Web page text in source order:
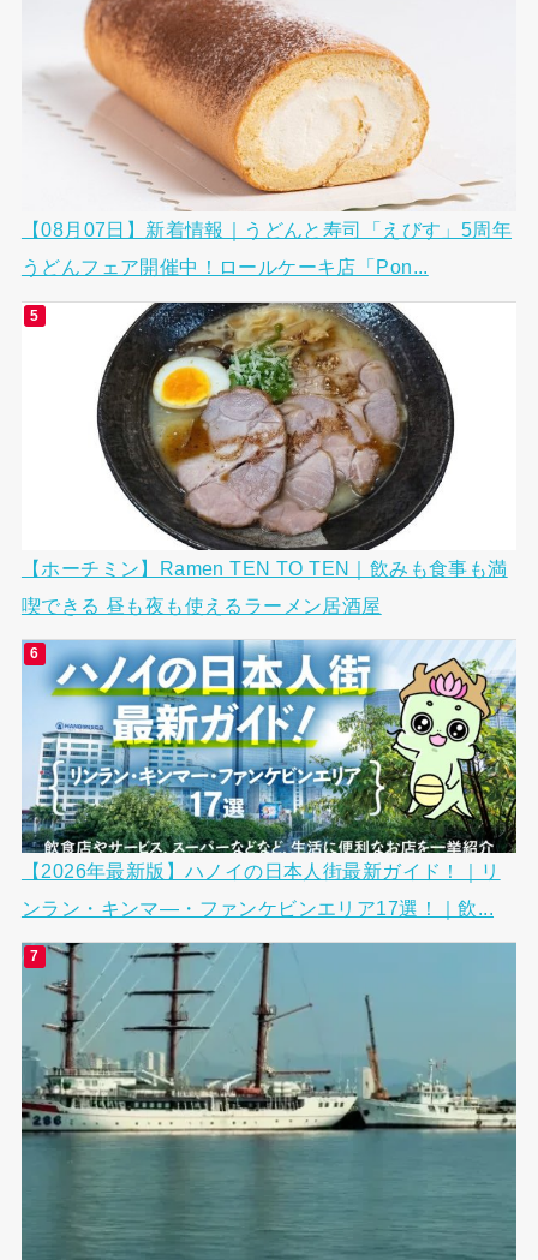
【08月07日】新着情報｜うどんと寿司「えびす」5周年
うどんフェア開催中！ロールケーキ店「Pon...
【ホーチミン】Ramen TEN TO TEN｜飲みも食事も満
喫できる 昼も夜も使えるラーメン居酒屋
【2026年最新版】ハノイの日本人街最新ガイド！｜リ
ンラン・キンマ―・ファンケビンエリア17選！｜飲...